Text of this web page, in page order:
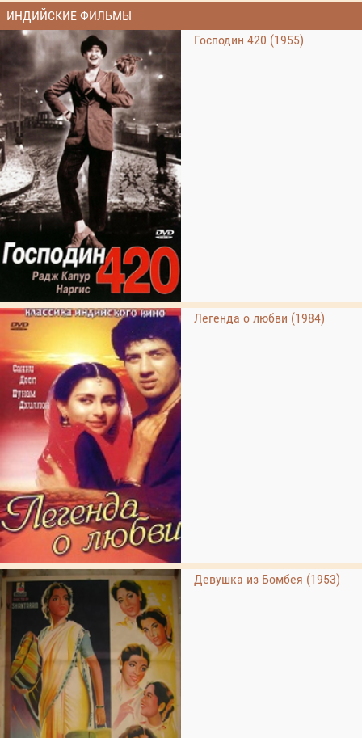
ИНДИЙСКИЕ ФИЛЬМЫ
Господин 420 (1955)
Легенда о любви (1984)
Девушка из Бомбея (1953)